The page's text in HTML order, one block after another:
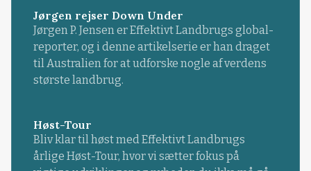
Jørgen rejser Down Under
Jørgen P. Jensen er Effektivt Landbrugs global-
reporter, og i denne artikelserie er han draget
til Australien for at udforske nogle af verdens
største landbrug.
Høst-Tour
Bliv klar til høst med Effektivt Landbrugs
årlige Høst-Tour, hvor vi sætter fokus på